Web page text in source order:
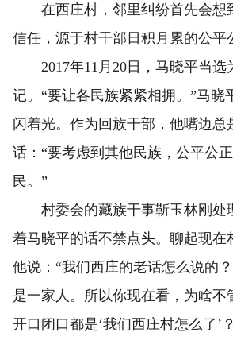
在西庄村，邻里纠纷首先会想
信任，源于村干部日积月累的公平
2017年11月20日，马晓平当选
记。“要让各民族紧紧相拥。”马晓
闪着光。作为回族干部，他嘴边总
话：“要考虑到其他民族，公平公
民。”
村委会的藏族干事靳玉林刚处
着马晓平的话不禁点头。聊起现在
他说：“我们西庄的老话怎么说的
是一家人。所以你现在看，为啥不
开口闭口都是‘我们西庄村怎么了’